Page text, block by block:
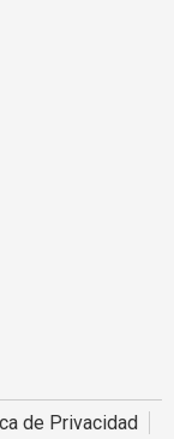
de Privacidad